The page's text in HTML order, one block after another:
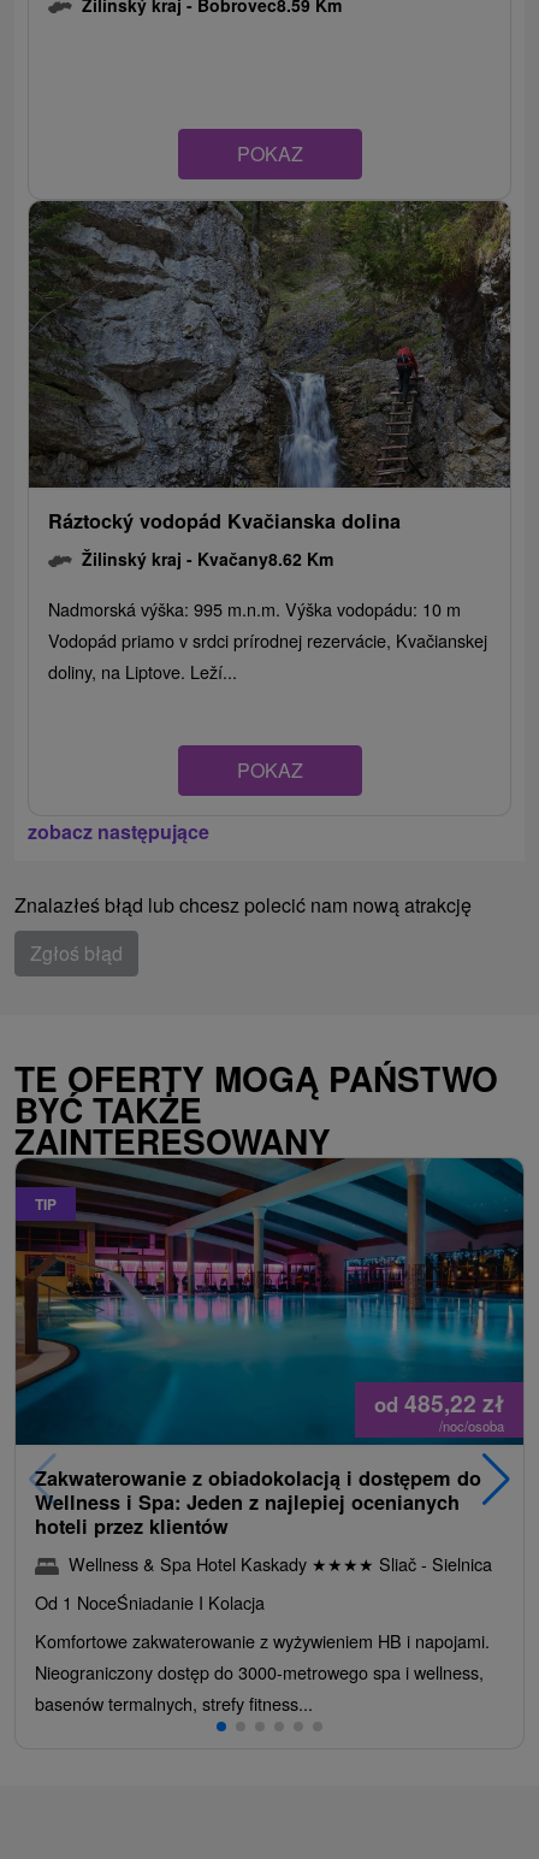
POKAZ
Ráztocký vodopád Kvačianska dolina
Žilinský kraj - Kvačany8.62 Km
Nadmorská výška: 995 m.n.m. Výška vodopádu: 10 m
Vodopád priamo v srdci prírodnej rezervácie, Kvačianskej
doliny, na Liptove. Leží...
POKAZ
zobacz następujące
Znalazłeś błąd lub chcesz polecić nam nową atrakcję
Zgłoś błąd
TE OFERTY MOGĄ PAŃSTWO
BYĆ TAKŻE
ZAINTERESOWANY
TIP
od 485,22 zł
/noc/osoba
Zakwaterowanie z obiadokolacją i dostępem do
Wellness i Spa: Jeden z najlepiej ocenianych
hoteli przez klientów
Wellness & Spa Hotel Kaskady ★★★★ Sliač - Sielnica
Od 1 NoceŚniadanie I Kolacja
Komfortowe zakwaterowanie z wyżywieniem HB i napojami.
Nieograniczony dostęp do 3000-metrowego spa i wellness,
basenów termalnych, strefy fitness...